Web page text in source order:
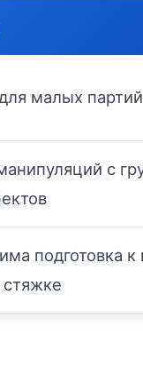
малых партий
с
подготовка к
стяжке